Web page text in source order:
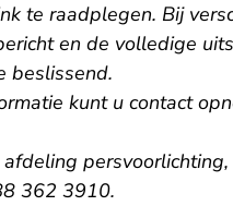
te raadplegen. Bij
en de volledige
beslissend.
kunt u contact
362 3910.